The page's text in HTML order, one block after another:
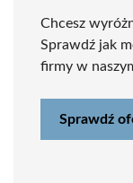
Chcesz
Sprawdź jak
firmy w
Sprawdź